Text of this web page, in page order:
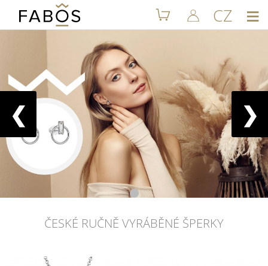
CZ ≡
❮ ❯
ČESKÉ RUČNĚ VYRÁBĚNÉ ŠPERKY